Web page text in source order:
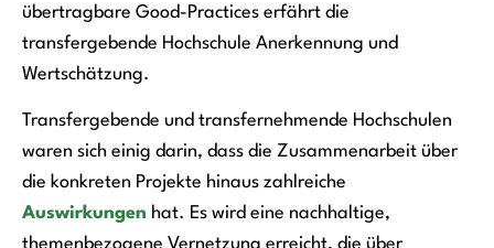
übertragbare Good-Practices erfährt die
transfergebende Hochschule Anerkennung und
Wertschätzung.
Transfergebende und transfernehmende Hochschulen
waren sich einig darin, dass die Zusammenarbeit über
die konkreten Projekte hinaus zahlreiche
Auswirkungen hat. Es wird eine nachhaltige,